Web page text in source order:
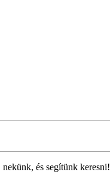
és segítünk keresni!